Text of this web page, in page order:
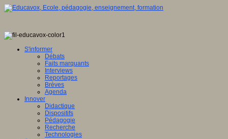
S'informer
Débats
Faits marquants
Interviews
Reportages
Brèves
Agenda
Innover
Didactique
Dispositifs
Pédagogie
Recherche
Technologies